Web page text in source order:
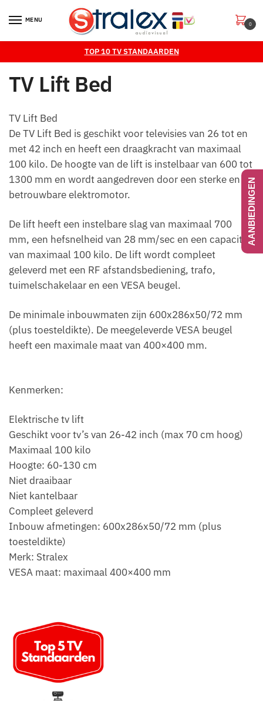
MENU
0
TOP 10 TV STANDAARDEN
TV Lift Bed
TV Lift Bed
De TV Lift Bed is geschikt voor televisies van 26 tot en
met 42 inch en heeft een draagkracht van maximaal
100 kilo. De hoogte van de lift is instelbaar van 600 tot
1300 mm en wordt aangedreven door een sterke en
betrouwbare elektromotor.
De lift heeft een instelbare slag van maximaal 700
mm, een hefsnelheid van 28 mm/sec en een capaciteit
van maximaal 100 kilo. De lift wordt compleet
geleverd met een RF afstandsbediening, trafo,
tuimelschakelaar en een VESA beugel.
De minimale inbouwmaten zijn 600x286x50/72 mm
(plus toesteldikte). De meegeleverde VESA beugel
heeft een maximale maat van 400×400 mm.
Kenmerken:
Elektrische tv lift
Geschikt voor tv’s van 26-42 inch (max 70 cm hoog)
Maximaal 100 kilo
Hoogte: 60-130 cm
Niet draaibaar
Niet kantelbaar
Compleet geleverd
Inbouw afmetingen: 600x286x50/72 mm (plus
toesteldikte)
Merk: Stralex
VESA maat: maximaal 400×400 mm
AANBIEDINGEN